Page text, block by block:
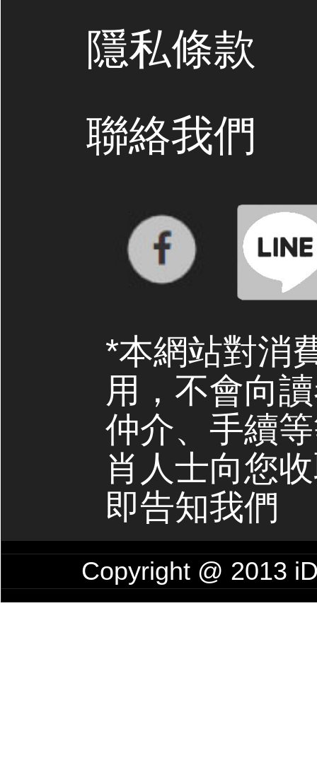
隱私條款
聯絡我們
*本網站對消
用，不會向
仲介、手續
肖人士向您
即告知我們
Copyright @ 2013